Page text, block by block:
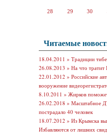
28 29 30
Читаемые
18.04.2011 » Традиции
26.08.2013 » На что
22.01.2012 » Российские
вооружение
8.10.2011 » Жирков
26.02.2018 » Масштабное
пострадало 40 человек
18.07.2012 » Из Крымска
Избавляются от лишних